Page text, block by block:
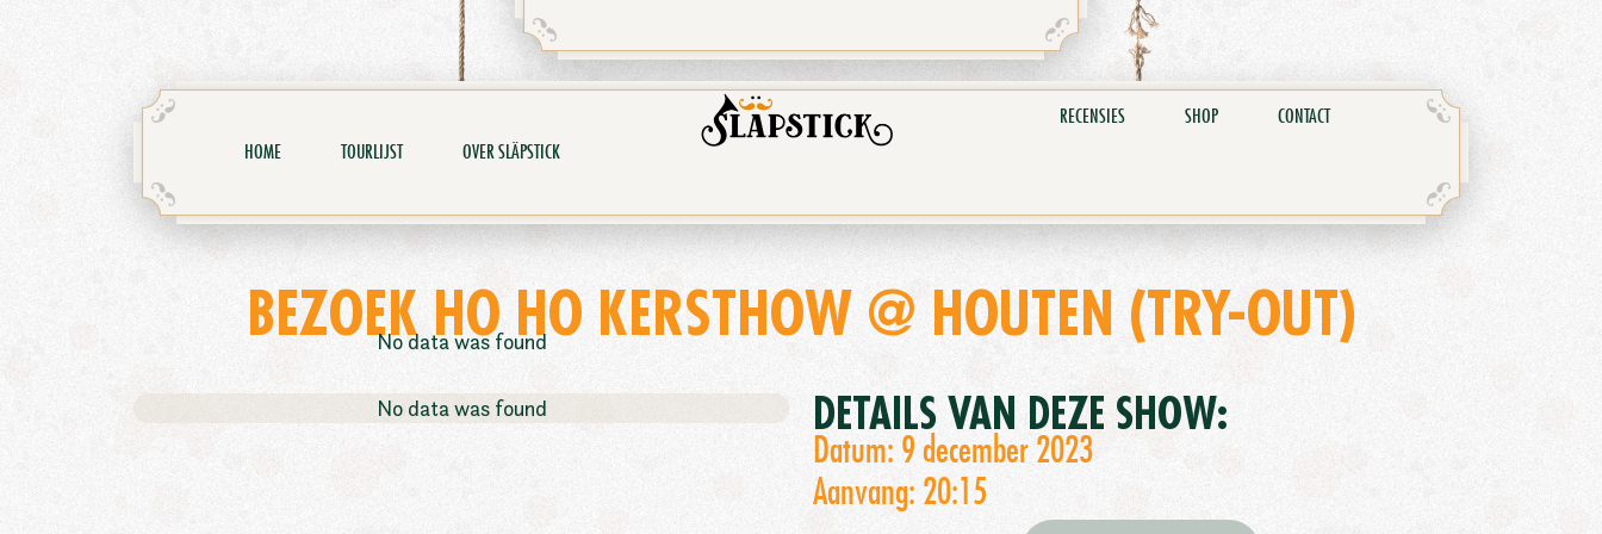
HOME TOURLIJST OVER SLÄPSTICK
RECENSIES SHOP CONTACT
BEZOEK HO HO KERSTHOW @ HOUTEN (TRY-OUT)
DETAILS VAN DEZE SHOW:
Datum: 9 december 2023
Aanvang: 20:15
No data was found
No data was found